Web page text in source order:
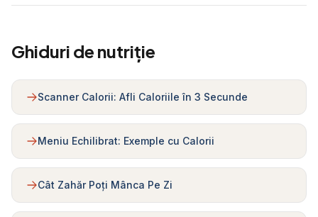
Ghiduri de nutriție
Scanner Calorii: Afli Caloriile în 3 Secunde
Meniu Echilibrat: Exemple cu Calorii
Cât Zahăr Poți Mânca Pe Zi